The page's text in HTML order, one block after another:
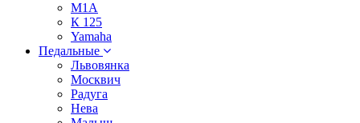
М1А
К 125
Yamaha
Педальные
Львовянка
Москвич
Радуга
Нева